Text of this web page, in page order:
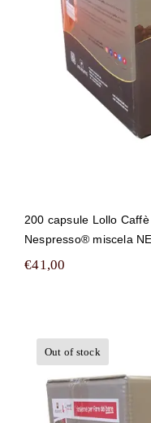
200 capsule Lollo
Nespresso® miscela
€41,00
Out of stock